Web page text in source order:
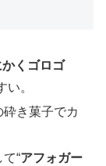
かくゴロゴ
。
き菓子でカ
“アフォガー